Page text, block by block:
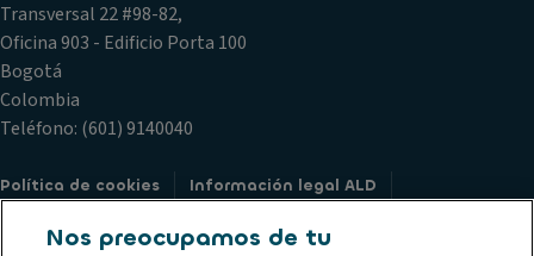
Transversal 22 #98-82,
Oficina 903 - Edificio Porta 100
Bogotá
Colombia
Teléfono: (601) 9140040
Política de cookies
Información legal ALD
Nos preocupamos de tu